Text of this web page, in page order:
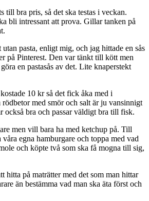
till bra pris, så det ska testas i veckan.
bli intressant att prova. Gillar tanken på
pasta, enligt mig, och jag hittade en sås
på Pinterest. Den var tänkt till kött men
en pastasås av det. Lite knaperstekt
10 kr så det fick åka med i
med smör och salt är ju vansinnigt
också bra och passar väldigt bra till fisk.
men vill bara ha med ketchup på. Till
egna hamburgare och toppa med vad
och köpte två som ska få mogna till sig,
hitta på maträtter med det som man hittar
än bestämma vad man ska äta först och